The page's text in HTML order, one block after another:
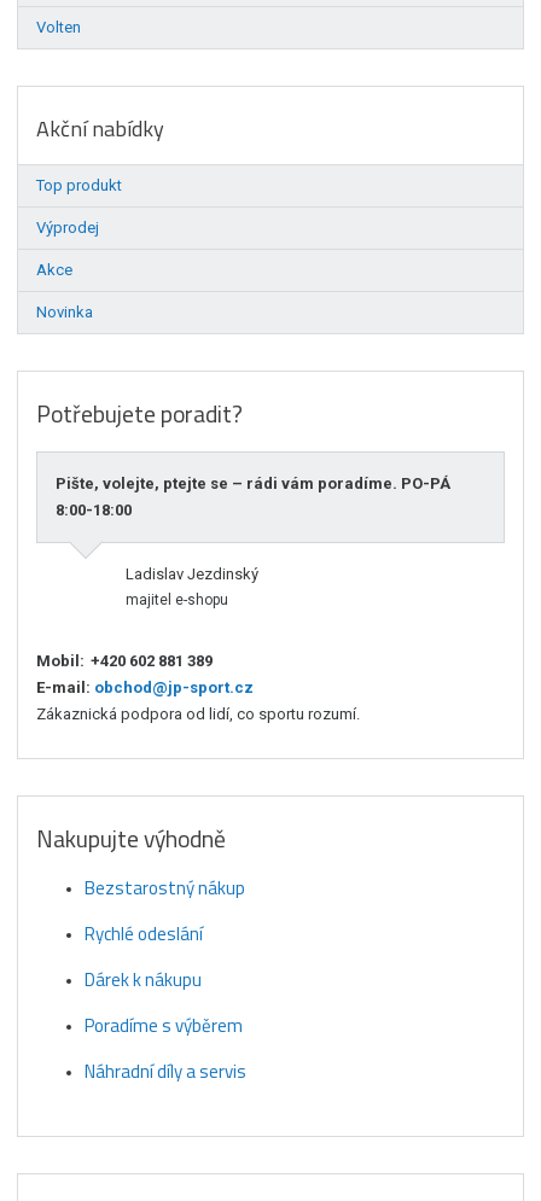
Volten
Akční nabídky
Top produkt
Výprodej
Akce
Novinka
Potřebujete poradit?
Pište, volejte, ptejte se – rádi vám poradíme. PO-PÁ
8:00-18:00
Ladislav Jezdinský
majitel e-shopu
Mobil: +420 602 881 389
E-mail: obchod@jp-sport.cz
Zákaznická podpora od lidí, co sportu rozumí.
Nakupujte výhodně
Bezstarostný nákup
Rychlé odeslání
Dárek k nákupu
Poradíme s výběrem
Náhradní díly a servis